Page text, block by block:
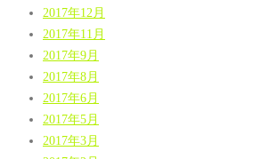
2017年12月
2017年11月
2017年9月
2017年8月
2017年6月
2017年5月
2017年3月